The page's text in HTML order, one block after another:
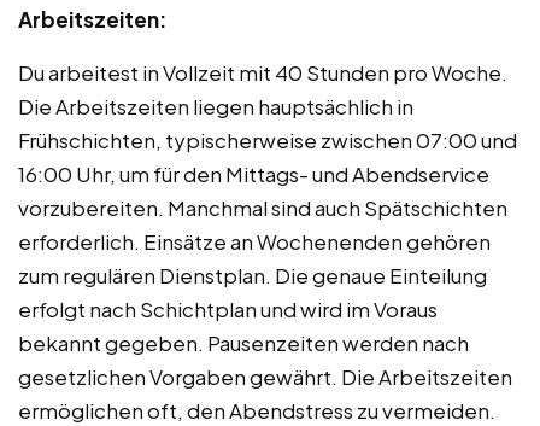
Arbeitszeiten:
Du arbeitest in Vollzeit mit 40 Stunden pro Woche.
Die Arbeitszeiten liegen hauptsächlich in
Frühschichten, typischerweise zwischen 07:00 und
16:00 Uhr, um für den Mittags- und Abendservice
vorzubereiten. Manchmal sind auch Spätschichten
erforderlich. Einsätze an Wochenenden gehören
zum regulären Dienstplan. Die genaue Einteilung
erfolgt nach Schichtplan und wird im Voraus
bekannt gegeben. Pausenzeiten werden nach
gesetzlichen Vorgaben gewährt. Die Arbeitszeiten
ermöglichen oft, den Abendstress zu vermeiden.